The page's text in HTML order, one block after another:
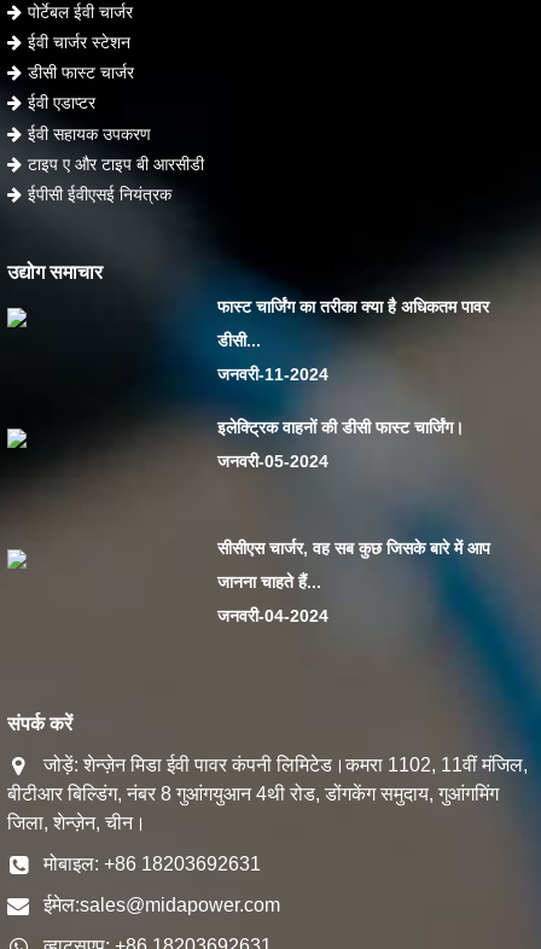
पोर्टेबल ईवी चार्जर
ईवी चार्जर स्टेशन
डीसी फास्ट चार्जर
ईवी एडाप्टर
ईवी सहायक उपकरण
टाइप ए और टाइप बी आरसीडी
ईपीसी ईवीएसई नियंत्रक
उद्योग समाचार
फास्ट चार्जिंग का तरीका क्या है अधिकतम पावर
डीसी...
जनवरी-11-2024
इलेक्ट्रिक वाहनों की डीसी फास्ट चार्जिंग।
जनवरी-05-2024
सीसीएस चार्जर, वह सब कुछ जिसके बारे में आप
जानना चाहते हैं...
जनवरी-04-2024
संपर्क करें
जोड़ें: शेन्ज़ेन मिडा ईवी पावर कंपनी लिमिटेड।कमरा 1102, 11वीं मंजिल,
बीटीआर बिल्डिंग, नंबर 8 गुआंगयुआन 4थी रोड, डोंगकेंग समुदाय, गुआंगमिंग
जिला, शेन्ज़ेन, चीन।
मोबाइल: +86 18203692631
ईमेल:sales@midapower.com